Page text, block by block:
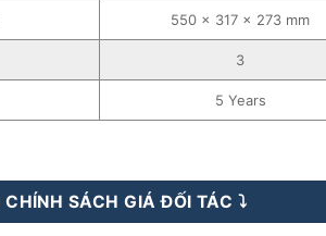
550 x 317 x 273 mm
3
5 Years
25KW – 3 pha – Biến Tần Hòa Lưới –
CHÍNH SÁCH GIÁ ĐỐI TÁC ⤵️